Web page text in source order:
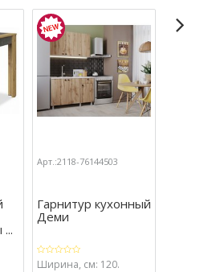
Арт.:2118-76144503
Гарнитур кухонный
Деми
Ширина, см: 120.